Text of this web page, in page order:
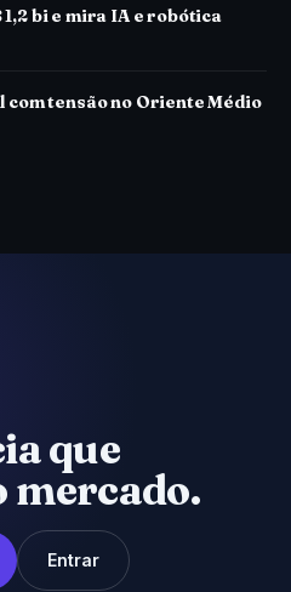
bi e mira IA e robótica
com tensão no Oriente Médio
que
mercado.
Entrar